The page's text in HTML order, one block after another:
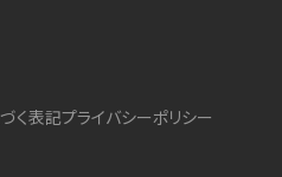
く表記プライバシーポリシー